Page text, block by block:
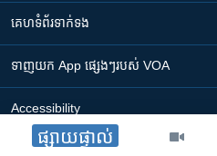
ផ្សាយផ្ទាល់
គេហទំព័រ​​ទាក់ទង
ទាញយក​ App ផ្សេងៗ​របស់​ VOA
Accessibility